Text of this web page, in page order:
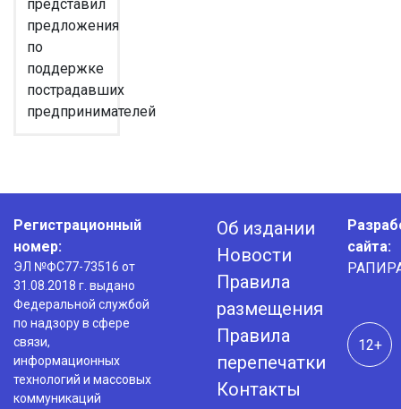
представил
предложения
по
поддержке
пострадавших
предпринимателей
Регистрационный
номер:
ЭЛ №ФС77-73516 от
31.08.2018 г. выдано
Федеральной службой
по надзору в сфере
связи,
информационных
технологий и массовых
коммуникаций
Об издании
Новости
Правила
размещения
Правила
перепечатки
Контакты
сайта:
12+